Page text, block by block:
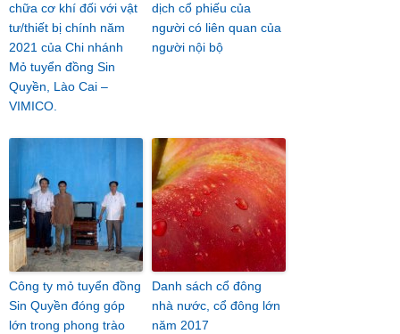
chữa cơ khí đối với vật
tư/thiết bị chính năm
2021 của Chi nhánh
Mỏ tuyển đồng Sin
Quyền, Lào Cai –
VIMICO.
dịch cổ phiếu của
người có liên quan của
người nội bộ
Công ty mỏ tuyển đồng
Sin Quyền đóng góp
lớn trong phong trào
Danh sách cổ đông
nhà nước, cổ đông lớn
năm 2017